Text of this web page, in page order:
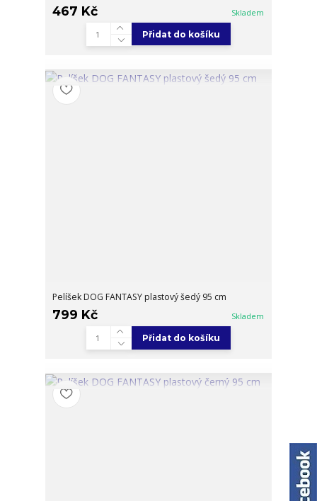
467 Kč Skladem
Přidat do košíku
Pelíšek DOG FANTASY plastový šedý 95 cm
799 Kč Skladem
Přidat do košíku